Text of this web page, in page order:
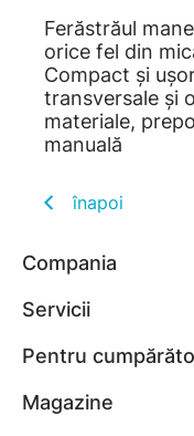
Ferăstrăul
orice fel din
Compact şi
transversale şi
materiale,
manuală
înapoi
Compania
Servicii
Pentru
Magazine